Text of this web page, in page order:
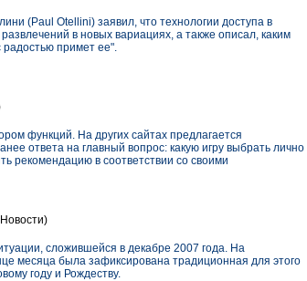
(Paul Otellini) заявил, что технологии доступа в
в новых вариациях, а также описал, каким
радостью примет ее".
функций. На других сайтах предлагается
ответа на главный вопрос: какую игру выбрать лично
рекомендацию в соответствии со своими
сложившейся в декабре 2007 года. На
месяца была зафиксирована традиционная для этого
году и Рождеству.